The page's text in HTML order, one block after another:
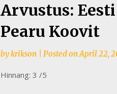
Arvustus:
Pearu Koovit
bykrikson Posted onApril 22,
Hinnang: 3 /5